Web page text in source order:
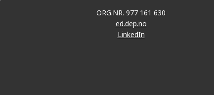
ORG.NR. 977 161 630
ed.dep.no
LinkedIn